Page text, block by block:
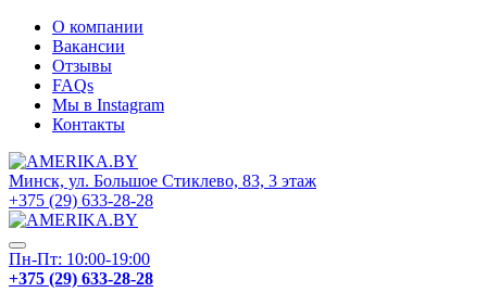
О компании
Вакансии
Отзывы
FAQs
Мы в Instagram
Контакты
Минск, ул. Большое Стиклево, 83, 3 этаж
+375 (29) 633-28-28
Пн-Пт: 10:00-19:00
+375 (29) 633-28-28